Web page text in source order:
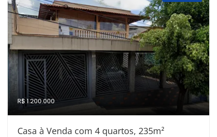
R$ 1.200.000
Casa à Venda com 4 quartos, 235m²